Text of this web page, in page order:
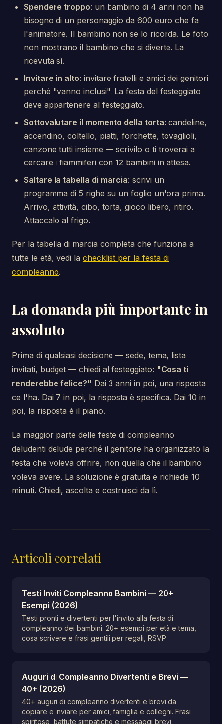
Spendere troppo: un bambino di 4 anni non ha
bisogno di un personaggio da 600 euro che fa
l'animatore. Il bambino non se lo ricorda. Le foto
non mostrano il bambino che si diverte. La
ricevuta sì.
Invitare in alto: invitare fratelli e amici dei genitori
perché "vanno inclusi". La festa del festeggiato
deve appartenere al festeggiato.
Sottovalutare il momento della torta: candeline,
accendino, coltello, piatti, forchette, tovaglioli,
canzone tutti insieme — scrivilo o ti troverai a
cercare i fiammiferi con 12 bambini in attesa.
Saltare la tabella di marcia: scrivi un
programma di 5 righe su un foglio un'ora prima.
Arrivo, attività, cibo, torta, gioco libero, ritiro.
Attaccalo al frigo.
Per la tabella di marcia completa che funziona a
tutte le età, vedi la checklist per la festa di
compleanno.
La domanda più importante in
assoluto
Prima di qualsiasi decisione — sede, tema, lista
invitati, budget — chiedi al festeggiato: "Cosa ti
renderebbe felice?" Dai 3 anni in poi, una risposta
ce l'ha. Dai 7 in poi, la risposta è specifica. Dai 10 in
poi, la risposta è il piano.
La maggior parte delle feste di compleanno
deludenti delude perché il genitore ha organizzato la
festa che voleva offrire, non quella che il bambino
voleva avere. La soluzione è gratuita e richiede 10
minuti. Chiedi, ascolta e costruisci da lì.
Articoli correlati
Testi Inviti Compleanno Bambini — 20+
Esempi (2026)
Testi pronti e divertenti per l'invito alla festa di
compleanno dei bambini. 20+ esempi per età e tema,
cosa scrivere e frasi gentili per regali, RSVP
Auguri di Compleanno Divertenti e Brevi —
40+ (2026)
40+ auguri di compleanno divertenti e brevi da
copiare e inviare per amici, famiglia e colleghi. Frasi
spiritose, battute simpatiche e messaggi brevi